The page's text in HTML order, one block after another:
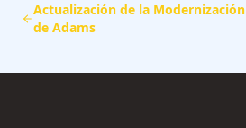
Actualización de la Modernización
de Adams